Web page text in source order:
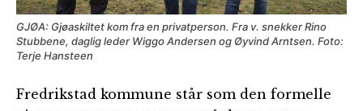
GJØA: Gjøaskiltet kom fra en privatperson. Fra v. snekker Rino
Stubbene, daglig leder Wiggo Andersen og Øyvind Arntsen. Foto:
Terje Hansteen
Fredrikstad kommune står som den formelle